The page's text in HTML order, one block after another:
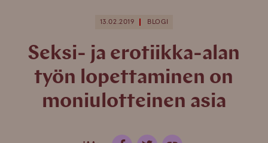
13.02.2019 BLOGI
Seksi- ja erotiikka-alan
työn lopettaminen on
moniulotteinen asia